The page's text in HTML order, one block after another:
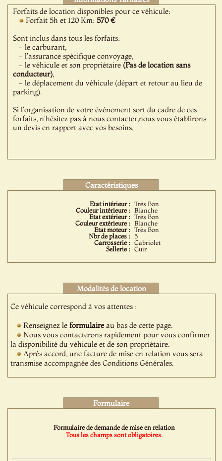
Forfaits de location disponibles pour ce véhicule:
Forfait 5h et 120 Km:570 €
Sont inclus dans tous les forfaits:
- le carburant,
- l'assurance spécifique convoyage,
- le véhicule et son propriétaire (Pas de location sans
conducteur),
- le déplacement du véhicule (départ et retour au lieu de
parking).
Si l'organisation de votre événement sort du cadre de ces
forfaits, n'hésitez pas à nous contacter,nous vous établirons
un devis en rapport avec vos besoins.
Caractéristiques
Etat intérieur : Très Bon
Couleur intérieure : Blanche
Etat extérieur : Très Bon
Couleur extérieure : Blanche
Etat moteur : Très Bon
Nbr de places :
5
Carrosserie : Cabriolet
Sellerie : Cuir
Modalités de location
Ce véhicule correspond à vos attentes :
Renseignez leformulaireau bas de cette page.
Nous vous contacterons rapidement pour vous confirmer
la disponibilité du véhicule et de son propriétaire.
Après accord, une facture de mise en relation vous sera
transmise accompagnée des Conditions Générales.
Formulaire
Formulaire de demande de mise en relation
Tous les champs sont obligatoires.